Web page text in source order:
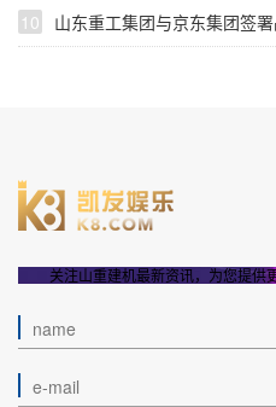
10 山东重工集团与京东集团签
关注山重建机最新资讯，为您提供